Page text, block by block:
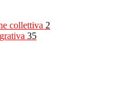
collettiva 2
35